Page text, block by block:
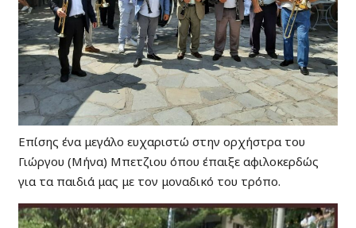
Επίσης ένα μεγάλο ευχαριστώ στην ορχήστρα του
Γιώργου (Μήνα) Μπετζιου όπου έπαιξε αφιλοκερδώς
για τα παιδιά μας με τον μοναδικό του τρόπο.